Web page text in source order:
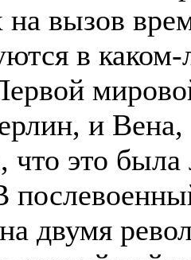
вызов
в
и Вена,
что это была
двумя